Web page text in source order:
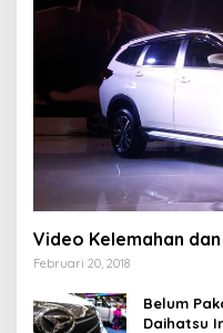
Video Kelemahan
Februari 20, 2018
Belum
Daihatsu